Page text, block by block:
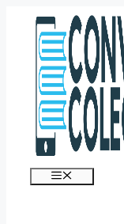
contenido
Menú